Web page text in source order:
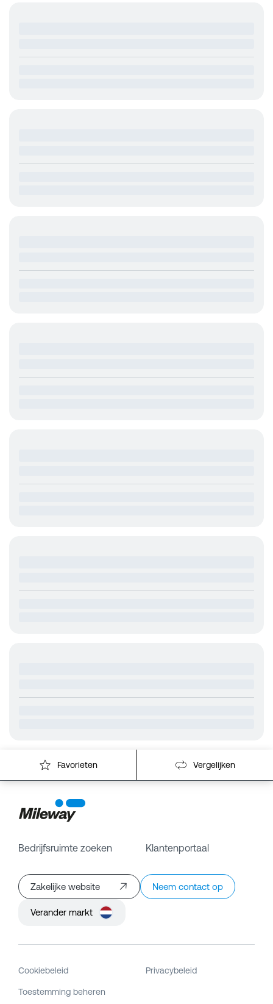
Favorieten Vergelijken
Bedrijfsruimte zoeken Klantenportaal
Zakelijke website Neem contact op
Verander markt
Cookiebeleid Privacybeleid
Toestemming beheren